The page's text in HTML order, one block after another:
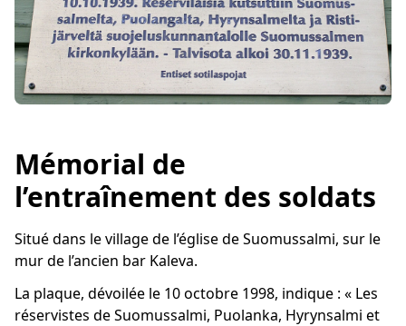
Mémorial de
l’entraînement des soldats
Situé dans le village de l’église de Suomussalmi, sur le
mur de l’ancien bar Kaleva.
La plaque, dévoilée le 10 octobre 1998, indique : « Les
réservistes de Suomussalmi, Puolanka, Hyrynsalmi et